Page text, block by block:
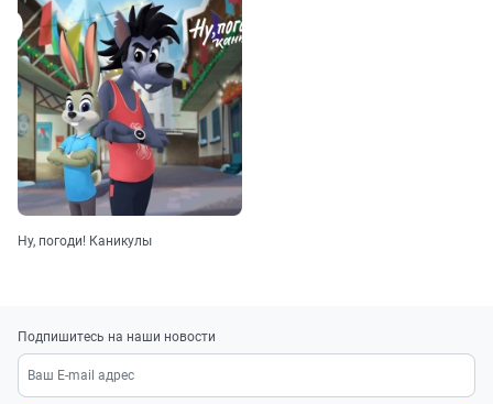
Ну, погоди! Каникулы
Подпишитесь на наши новости